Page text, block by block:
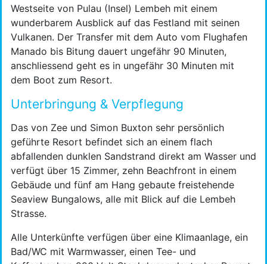
Westseite von Pulau (Insel) Lembeh mit einem
wunderbarem Ausblick auf das Festland mit seinen
Vulkanen. Der Transfer mit dem Auto vom Flughafen
Manado bis Bitung dauert ungefähr 90 Minuten,
anschliessend geht es in ungefähr 30 Minuten mit
dem Boot zum Resort.
Unterbringung & Verpflegung
Das von Zee und Simon Buxton sehr persönlich
geführte Resort befindet sich an einem flach
abfallenden dunklen Sandstrand direkt am Wasser und
verfügt über 15 Zimmer, zehn Beachfront in einem
Gebäude und fünf am Hang gebaute freistehende
Seaview Bungalows, alle mit Blick auf die Lembeh
Strasse.
Alle Unterkünfte verfügen über eine Klimaanlage, ein
Bad/WC mit Warmwasser, einen Tee- und